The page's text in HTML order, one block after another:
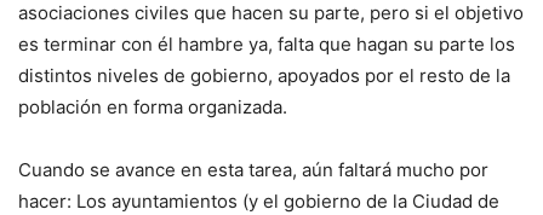
asociaciones civiles que hacen su parte, pero si el objetivo
es terminar con él hambre ya, falta que hagan su parte los
distintos niveles de gobierno, apoyados por el resto de la
población en forma organizada.
Cuando se avance en esta tarea, aún faltará mucho por
hacer: Los ayuntamientos (y el gobierno de la Ciudad de